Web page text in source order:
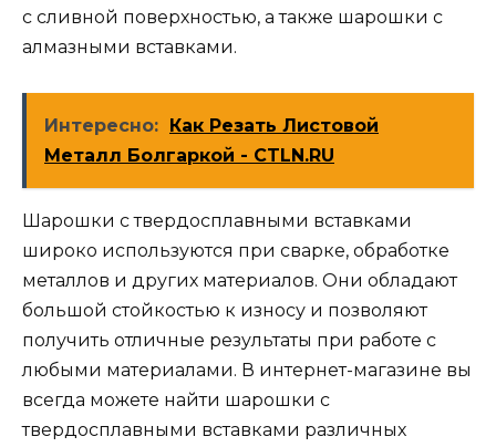
с сливной поверхностью, а также шарошки с
алмазными вставками.
Интересно: Как Резать Листовой
Металл Болгаркой - CTLN.RU
Шарошки с твердосплавными вставками
широко используются при сварке, обработке
металлов и других материалов. Они обладают
большой стойкостью к износу и позволяют
получить отличные результаты при работе с
любыми материалами. В интернет-магазине вы
всегда можете найти шарошки с
твердосплавными вставками различных